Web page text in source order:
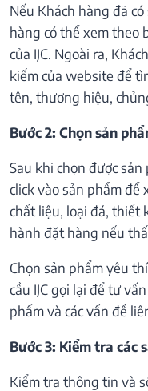
Nếu Khách hàng đã
hàng có thể xem theo
của IJC. Ngoài ra,
kiếm của website để
tên, thương hiệu,
Bước 2: Chọn sản
Sau khi chọn được
click vào sản phẩm để
chất liệu, loại đá, thiết
hành đặt hàng nếu
Chọn sản phẩm yêu
cầu IJC gọi lại để tư
phẩm và các vấn đề
Bước 3: Kiểm tra các
Kiểm tra thông tin và